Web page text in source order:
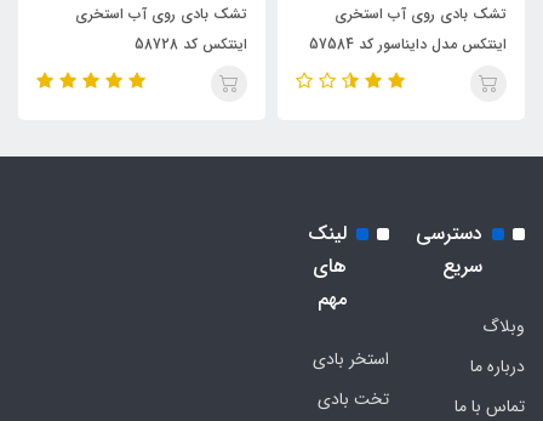
تشک بادی روی آب استخری
اینتکس مدل دایناسور کد 57584
تشک بادی روی آب استخری
اینتکس کد 58728
دسترسی
سریع
وبلاگ
درباره ما
تماس با ما
لینک
های
مهم
استخر بادی
تخت بادی